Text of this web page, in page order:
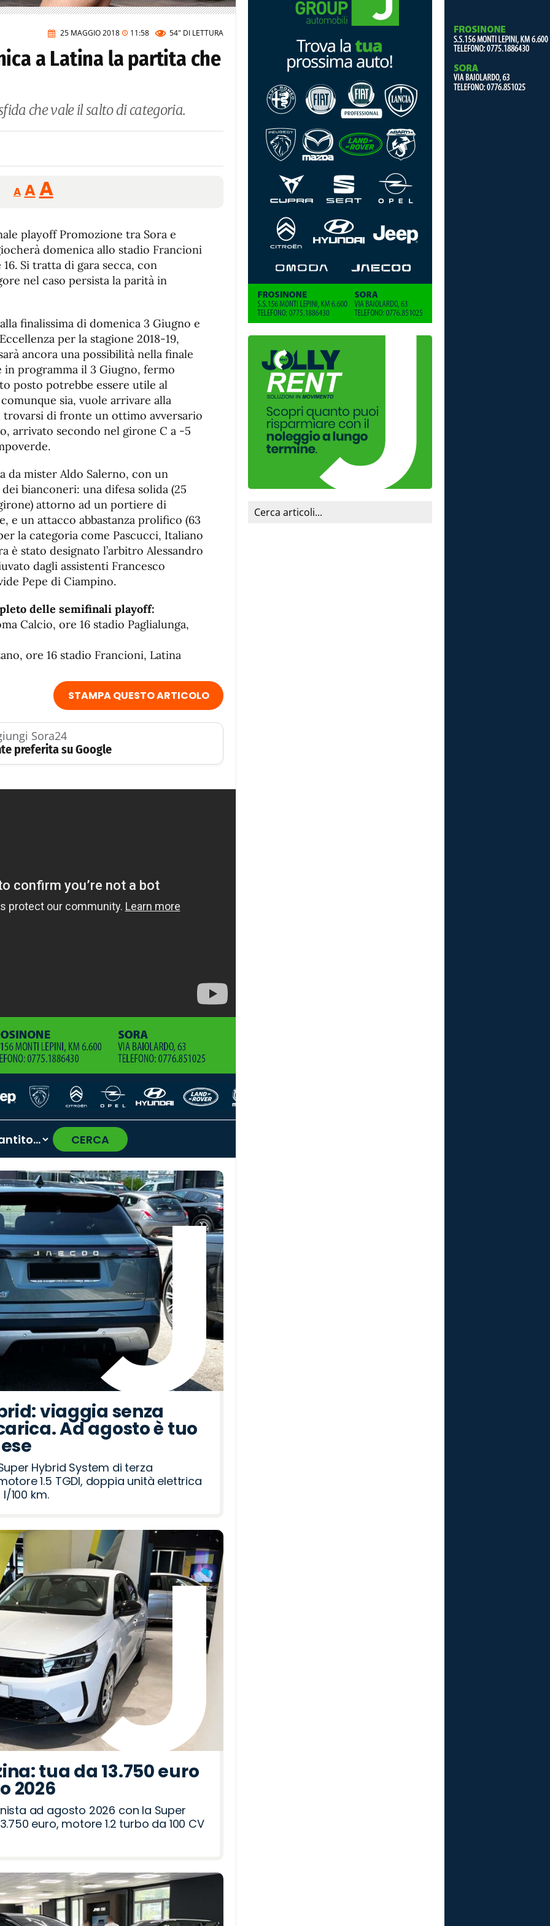
25 MAGGIO 2018 11:58 54" DI LETTURA
a Latina la partita che
che vale il salto di categoria.
A
Reducir
tamaño
A Restablecer
tamaño
de
fuente
AAumentar
de
fuente.
playoff Promozione tra Sora e
domenica allo stadio Francioni
Si tratta di gara secca, con
nel caso persista la parità in
finalissima di domenica 3 Giugno e
per la stagione 2018-19,
ancora una possibilità nella finale
in programma il 3 Giugno, fermo
posto potrebbe essere utile al
sia, vuole arrivare alla
trovarsi di fronte un ottimo avversario
arrivato secondo nel girone C a -5
da mister Aldo Salerno, con un
bianconeri: una difesa solida (25
attorno ad un portiere di
e un attacco abbastanza prolifico (63
la categoria come Pascucci, Italiano
è stato designato l’arbitro Alessandro
dagli assistenti Francesco
Pepe di Ciampino.
delle semifinali playoff:
Calcio, ore 16 stadio Paglialunga,
ore 16 stadio Francioni, Latina
STAMPA QUESTO ARTICOLO
Sora24
preferita su Google
CERCA
›
viaggia senza
Ad agosto è tuo
Hybrid System di terza
1.5 TGDI, doppia unità elettrica
100 km.
tua da 13.750 euro
2026
ad agosto 2026 con la Super
euro, motore 1.2 turbo da 100 CV